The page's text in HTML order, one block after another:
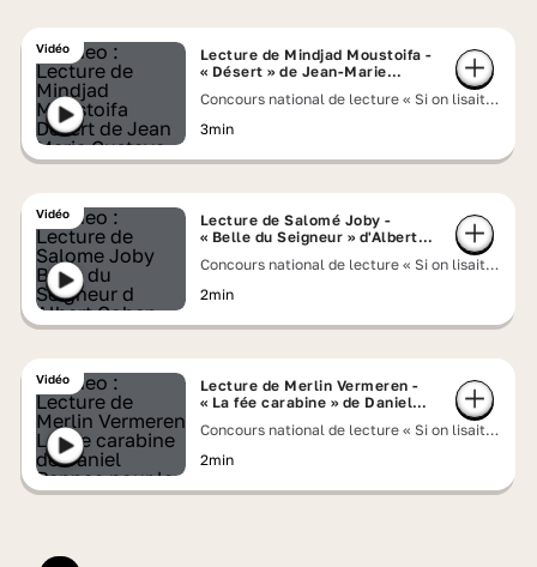
Vidéo
Lecture de Mindjad Moustoifa -
« Désert » de Jean-Marie
Concours national de lecture « Si on lisait à
3min
Vidéo
Lecture de Salomé Joby -
« Belle du Seigneur » d'Albert
Concours national de lecture « Si on lisait à
2min
Vidéo
Lecture de Merlin Vermeren -
« La fée carabine » de Daniel
Concours national de lecture « Si on lisait à
2min